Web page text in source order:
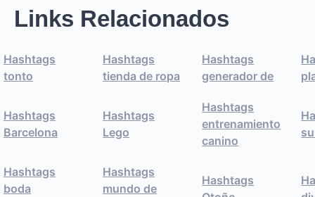
Links Relacionados
Hashtags
tonto
Hashtags
tienda de ropa
Hashtags
generador de
Hashtags
Barcelona
Hashtags
Lego
Hashtags
entrenamiento
canino
Hashtags
boda
Hashtags
mundo de
Hashtags